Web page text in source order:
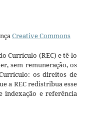
Creative Commons
Currículo (REC) e tê-lo
sem remuneração, os
os direitos de
a REC redistribua esse
indexação e referência